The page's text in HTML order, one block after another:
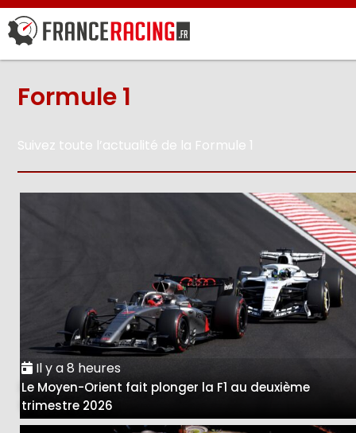
Formule 1
Suivez toute l’actualité de la Formule 1
Il y a 8 heures
Le Moyen-Orient fait plonger la F1 au deuxième
trimestre 2026